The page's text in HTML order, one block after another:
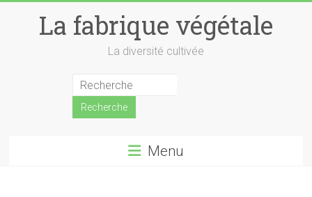
La fabrique végétale
La diversité cultivée
Menu